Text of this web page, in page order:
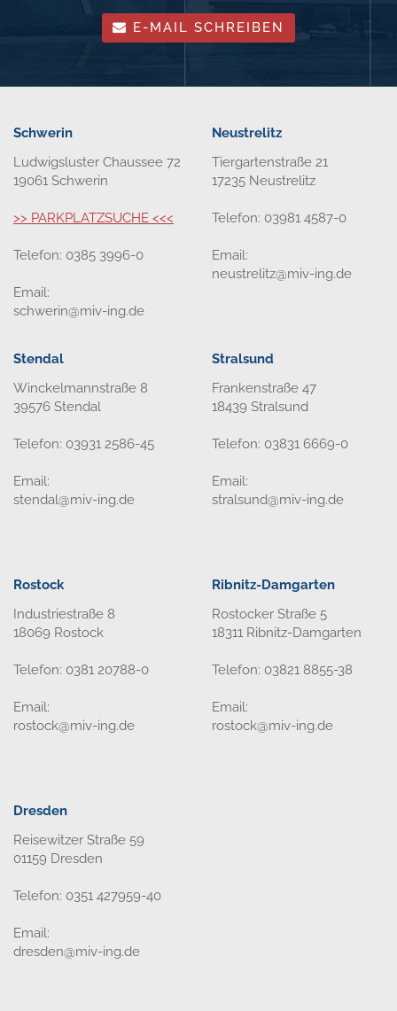
E-MAIL SCHREIBEN
Schwerin
Ludwigsluster Chaussee 72
19061 Schwerin
>> PARKPLATZSUCHE <<<
Telefon: 0385 3996-0
Email:
schwerin@miv-ing.de
Neustrelitz
Tiergartenstraße 21
17235 Neustrelitz
Telefon: 03981 4587-0
Email:
neustrelitz@miv-ing.de
Stendal
Winckelmannstraße 8
39576 Stendal
Telefon: 03931 2586-45
Email:
stendal@miv-ing.de
Stralsund
Frankenstraße 47
18439 Stralsund
Telefon: 03831 6669-0
Email:
stralsund@miv-ing.de
Rostock
Industriestraße 8
18069 Rostock
Telefon: 0381 20788-0
Email:
rostock@miv-ing.de
Ribnitz-Damgarten
Rostocker Straße 5
18311 Ribnitz-Damgarten
Telefon: 03821 8855-38
Email:
rostock@miv-ing.de
Dresden
Reisewitzer Straße 59
01159 Dresden
Telefon: 0351 427959-40
Email:
dresden@miv-ing.de